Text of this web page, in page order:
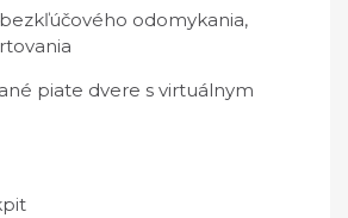
bezkľúčového odomykania,
piate dvere s virtuálnym